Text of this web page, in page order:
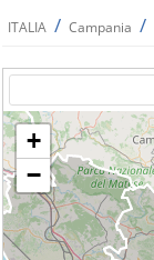
ITALIA / Campania /